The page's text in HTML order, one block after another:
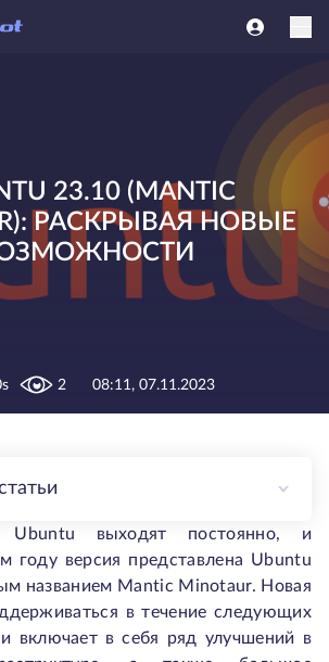
23.10 (MANTIC
РАСКРЫВАЯ НОВЫЕ
2 08:11, 07.11.2023
Ubuntu выходят постоянно, и
году версия представлена Ubuntu
названием Mantic Minotaur. Новая
в течение следующих
включает в себя ряд улучшений в